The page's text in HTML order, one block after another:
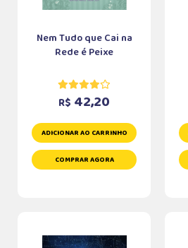
Nem Tudo que Cai na
Rede é Peixe
R$ 42,20
ADICIONAR AO CARRINHO
COMPRAR AGORA